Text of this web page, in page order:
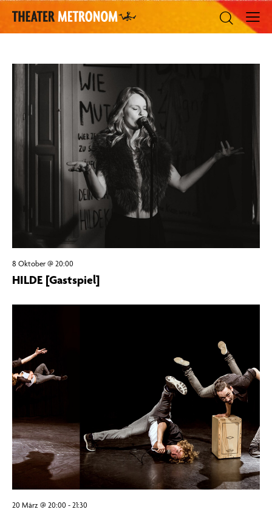
8 Oktober @ 20:00
HILDE [Gastspiel]
20 März @ 20:00 - 21:30